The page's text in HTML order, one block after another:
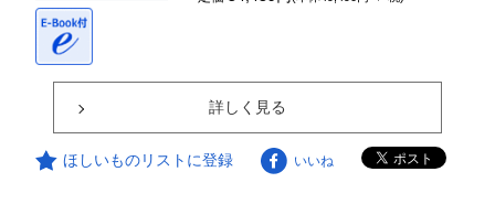
詳しく見る
ほしいものリストに登録 いいね